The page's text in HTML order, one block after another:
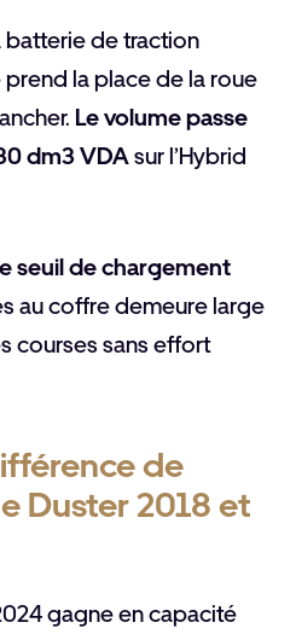
batterie de traction
la place de la roue
Le volume passe
dm3 VDAsur l’Hybrid
seuil de chargement
au coffre demeure large
courses sans effort
de
Duster 2018 et
gagne en capacité